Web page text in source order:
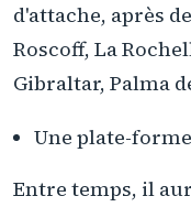
d'attache, après
Roscoff, La
Gibraltar, Palma
Une plate-
Entre temps, il